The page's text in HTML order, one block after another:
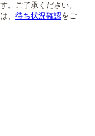
。ご了承ください。
、 待ち状況確認をご